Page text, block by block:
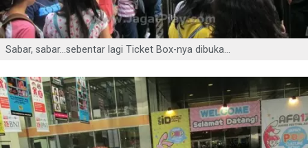
Sabar, sabar…sebentar lagi Ticket Box-nya dibuka…